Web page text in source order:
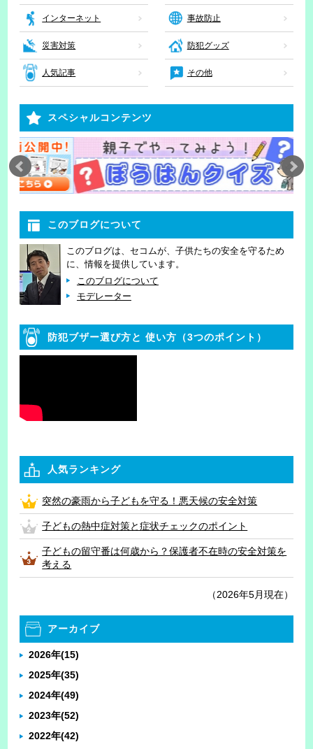
インターネット 事故防止
災害対策 防犯グッズ
人気記事 その他
スペシャルコンテンツ
このブログについて
このブログは、セコムが、子供たちの安全を守るため
に、情報を提供しています。
このブログについて
モデレーター
防犯ブザー選び方と 使い方（3つのポイント）
人気ランキング
突然の豪雨から子どもを守る！悪天候の安全対策
子どもの熱中症対策と症状チェックのポイント
子どもの留守番は何歳から？保護者不在時の安全対策を
考える
（2026年5月現在）
アーカイブ
2026年(15)
2025年(35)
2024年(49)
2023年(52)
2022年(42)